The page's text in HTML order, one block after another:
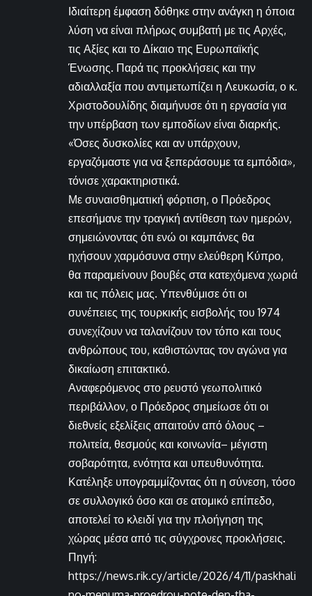
Ιδιαίτερη έμφαση δόθηκε στην ανάγκη η όποια
λύση να είναι πλήρως συμβατή με τις Αρχές,
τις Αξίες και το Δίκαιο της Ευρωπαϊκής
Ένωσης. Παρά τις προκλήσεις και την
αδιαλλαξία που αντιμετωπίζει η Λευκωσία, ο κ.
Χριστοδουλίδης διαμήνυσε ότι η εργασία για
την υπέρβαση των εμποδίων είναι διαρκής.
«Όσες δυσκολίες και αν υπάρχουν,
εργαζόμαστε για να ξεπεράσουμε τα εμπόδια»,
τόνισε χαρακτηριστικά.
Με συναισθηματική φόρτιση, ο Πρόεδρος
επεσήμανε την τραγική αντίθεση των ημερών,
σημειώνοντας ότι ενώ οι καμπάνες θα
ηχήσουν χαρμόσυνα στην ελεύθερη Κύπρο,
θα παραμείνουν βουβές στα κατεχόμενα χωριά
και τις πόλεις μας. Υπενθύμισε ότι οι
συνέπειες της τουρκικής εισβολής του 1974
συνεχίζουν να ταλανίζουν τον τόπο και τους
ανθρώπους του, καθιστώντας τον αγώνα για
δικαίωση επιτακτικό.
Αναφερόμενος στο ρευστό γεωπολιτικό
περιβάλλον, ο Πρόεδρος σημείωσε ότι οι
διεθνείς εξελίξεις απαιτούν από όλους –
πολιτεία, θεσμούς και κοινωνία– μέγιστη
σοβαρότητα, ενότητα και υπευθυνότητα.
Κατέληξε υπογραμμίζοντας ότι η σύνεση, τόσο
σε συλλογικό όσο και σε ατομικό επίπεδο,
αποτελεί το κλειδί για την πλοήγηση της
χώρας μέσα από τις σύγχρονες προκλήσεις.
Πηγή:
https://news.rik.cy/article/2026/4/11/paskhali